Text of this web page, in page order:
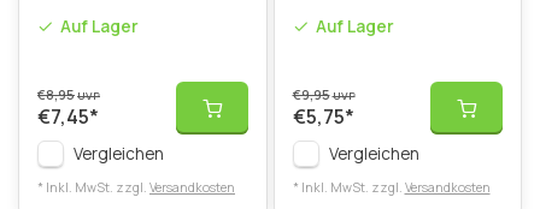
Auf Lager
€8,95UVP
€7,45*
Vergleichen
* Inkl. MwSt. zzgl. Versandkosten
Auf Lager
€9,95UVP
€5,75*
Vergleichen
* Inkl. MwSt. zzgl. Versandkosten